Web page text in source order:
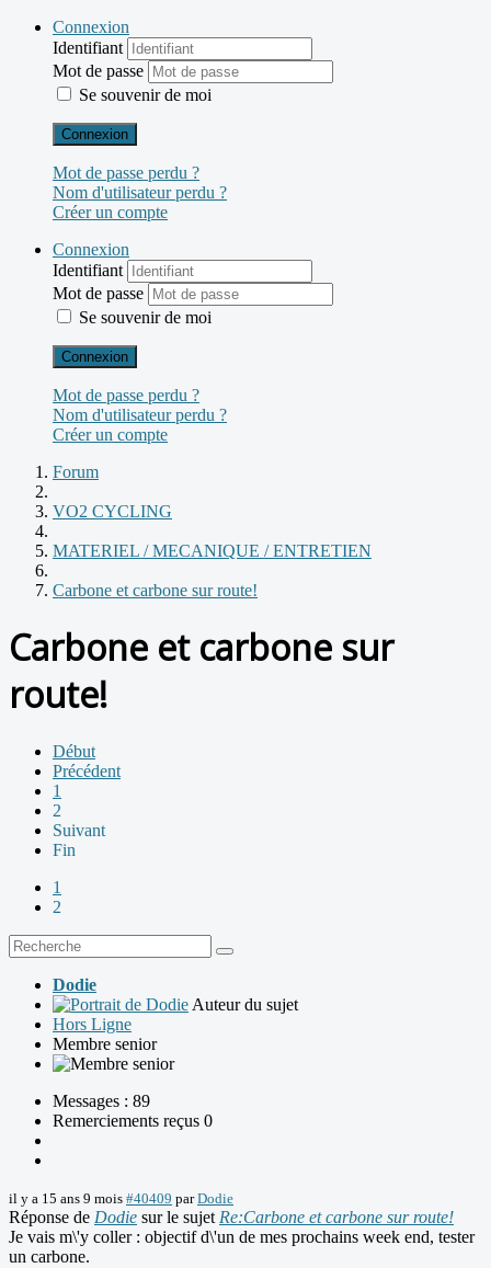
Connexion
Identifiant
Mot de passe
Se souvenir de moi
Connexion
Mot de passe perdu ?
Nom d'utilisateur perdu ?
Créer un compte
Connexion
Identifiant
Mot de passe
Se souvenir de moi
Connexion
Mot de passe perdu ?
Nom d'utilisateur perdu ?
Créer un compte
Forum
VO2 CYCLING
MATERIEL / MECANIQUE / ENTRETIEN
Carbone et carbone sur route!
Carbone et carbone sur
route!
Début
Précédent
1
2
Suivant
Fin
1
2
Dodie
Auteur du sujet
Hors Ligne
Membre senior
Messages : 89
Remerciements reçus 0
il y a 15 ans 9 mois #40409 parDodie
Réponse de Dodie sur le sujet Re:Carbone et carbone sur route!
Je vais m\'y coller : objectif d\'un de mes prochains week end, tester
un carbone.